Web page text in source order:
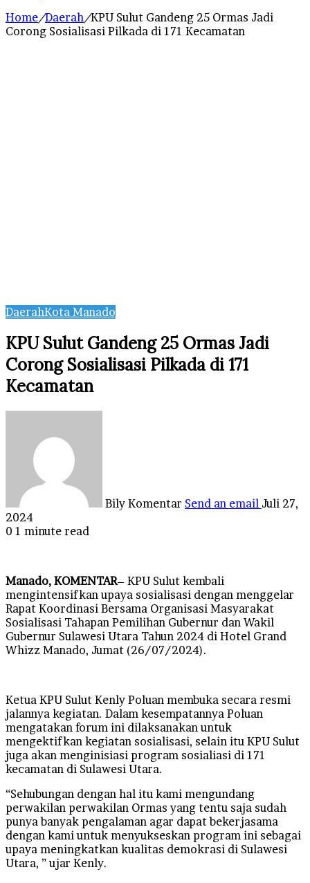
Home/Daerah/KPU Sulut Gandeng 25 Ormas Jadi
Corong Sosialisasi Pilkada di 171 Kecamatan
DaerahKota Manado
KPU Sulut Gandeng 25 Ormas Jadi
Corong Sosialisasi Pilkada di 171
Kecamatan
Bily Komentar Send an email Juli 27,
2024
0 1 minute read
Manado, KOMENTAR– KPU Sulut kembali
mengintensifkan upaya sosialisasi dengan menggelar
Rapat Koordinasi Bersama Organisasi Masyarakat
Sosialisasi Tahapan Pemilihan Gubernur dan Wakil
Gubernur Sulawesi Utara Tahun 2024 di Hotel Grand
Whizz Manado, Jumat (26/07/2024).
Ketua KPU Sulut Kenly Poluan membuka secara resmi
jalannya kegiatan. Dalam kesempatannya Poluan
mengatakan forum ini dilaksanakan untuk
mengektifkan kegiatan sosialisasi, selain itu KPU Sulut
juga akan menginisiasi program sosialiasi di 171
kecamatan di Sulawesi Utara.
“Sehubungan dengan hal itu kami mengundang
perwakilan perwakilan Ormas yang tentu saja sudah
punya banyak pengalaman agar dapat bekerjasama
dengan kami untuk menyukseskan program ini sebagai
upaya meningkatkan kualitas demokrasi di Sulawesi
Utara, ” ujar Kenly.